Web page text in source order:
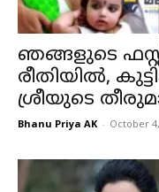
ഞങ്ങളുടെ
രീതിയില്‍,
ശ്രീയുടെ
Bhanu Priya AK - October